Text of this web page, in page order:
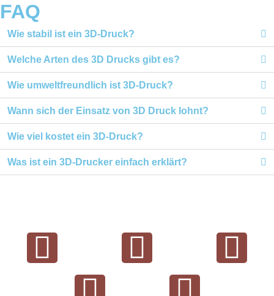
FAQ
Wie stabil ist ein 3D-Druck?
Welche Arten des 3D Drucks gibt es?
Wie umweltfreundlich ist 3D-Druck?
Wann sich der Einsatz von 3D Druck lohnt?
Wie viel kostet ein 3D-Druck?
Was ist ein 3D-Drucker einfach erklärt?